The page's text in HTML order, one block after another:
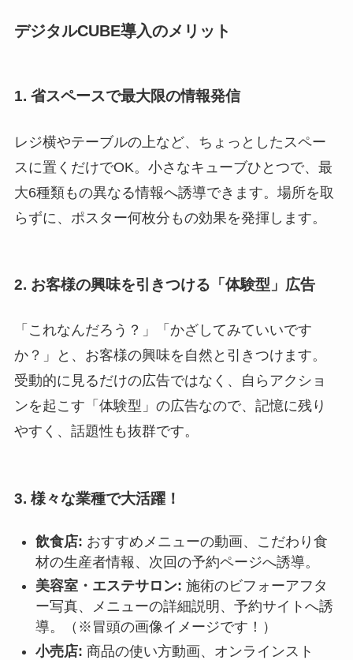
デジタルCUBE導入のメリット
1. 省スペースで最大限の情報発信
レジ横やテーブルの上など、ちょっとしたスペー
スに置くだけでOK。小さなキューブひとつで、最
大6種類もの異なる情報へ誘導できます。場所を取
らずに、ポスター何枚分もの効果を発揮します。
2. お客様の興味を引きつける「体験型」広告
「これなんだろう？」「かざしてみていいです
か？」と、お客様の興味を自然と引きつけます。
受動的に見るだけの広告ではなく、自らアクショ
ンを起こす「体験型」の広告なので、記憶に残り
やすく、話題性も抜群です。
3. 様々な業種で大活躍！
飲食店: おすすめメニューの動画、こだわり食
材の生産者情報、次回の予約ページへ誘導。
美容室・エステサロン: 施術のビフォーアフタ
ー写真、メニューの詳細説明、予約サイトへ誘
導。（※冒頭の画像イメージです！）
小売店: 商品の使い方動画、オンラインスト